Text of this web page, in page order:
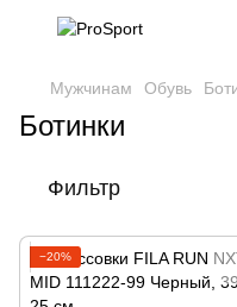
Мужчинам Обувь
Ботинки
Фильтр
−20%